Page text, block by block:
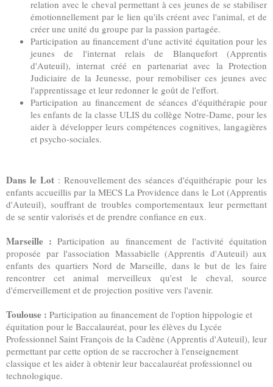
relation avec le cheval permettant à ces jeunes de se stabiliser
émotionnellement par le lien qu'ils créent avec l'animal, et de
créer une unité du groupe par la passion partagée.
Participation au financement d'une activité équitation pour les
jeunes de l'internat relais de Blanquefort (Apprentis
d'Auteuil), internat créé en partenariat avec la Protection
Judiciaire de la Jeunesse, pour remobiliser ces jeunes avec
l'apprentissage et leur redonner le goût de l'effort.
Participation au financement de séances d'équithérapie pour
les enfants de la classe ULIS du collège Notre-Dame, pour les
aider à développer leurs compétences cognitives, langagières
et psycho-sociales.
Dans le Lot: Renouvellement des séances d'équithérapie pour les
enfants accueillis par la MECS La Providence dans le Lot (Apprentis
d'Auteuil), souffrant de troubles comportementaux leur permettant
de se sentir valorisés et de prendre confiance en eux.
Marseille : Participation au financement de l'activité équitation
proposée par l'association Massabielle (Apprentis d'Auteuil) aux
enfants des quartiers Nord de Marseille, dans le but de les faire
rencontrer cet animal merveilleux qu'est le cheval, source
d'émerveillement et de projection positive vers l'avenir.
Toulouse : Participation au financement de l'option hippologie et
équitation pour le Baccalauréat, pour les élèves du Lycée
Professionnel Saint François de la Cadène (Apprentis d'Auteuil), leur
permettant par cette option de se raccrocher à l'enseignement
classique et les aider à obtenir leur baccalauréat professionnel ou
technologique.